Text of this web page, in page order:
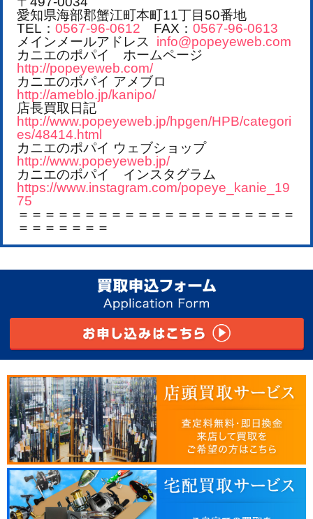
愛知県海部郡蟹江町本町11丁目50番地
TEL： 0567-96-0612 FAX： 0567-96-0613
メインメールアドレス
info@popeyeweb.com
カニエのポパイ ホームページ
http://popeyeweb.com/
カニエのポパイ アメブロ
http://ameblo.jp/kanipo/
店長買取日記
http://www.popeyeweb.jp/hpgen/HPB/categori
es/48414.html
カニエのポパイ ウェブショップ
http://www.popeyeweb.jp/
カニエのポパイ インスタグラム
https://www.instagram.com/popeye_kanie_19
75
＝＝＝＝＝＝＝＝＝＝＝＝＝＝＝＝＝＝＝＝＝
＝＝＝＝＝＝＝